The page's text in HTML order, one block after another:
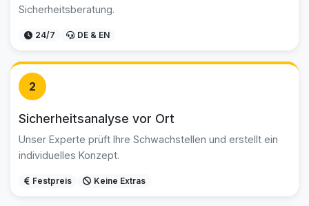
Sicherheitsberatung.
24/7 DE & EN
2
Sicherheitsanalyse vor Ort
Unser Experte prüft Ihre Schwachstellen und erstellt ein
individuelles Konzept.
Festpreis Keine Extras